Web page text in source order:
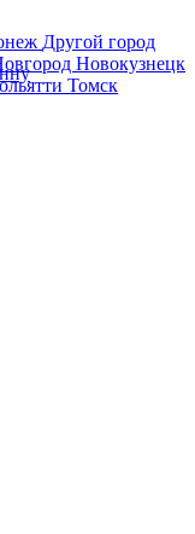
Другой город
Новокузнецк
Томск